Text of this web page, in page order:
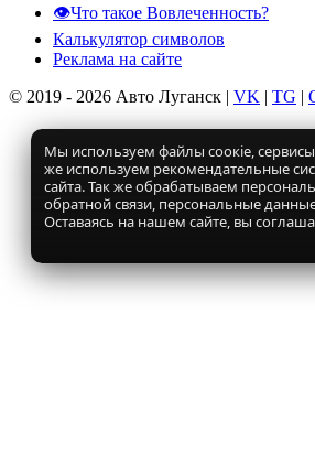
👁️Что такое Вовлеченность?
Калькулятор символов
Реклама на сайте
© 2019 - 2026 Авто Луганск | VK | TG |
Мы используем файлы соокіе,
же используем рекомендательные
сайта. Так же обрабатываем
обратной связи, персональные
Оставаясь на нашем сайте, вы